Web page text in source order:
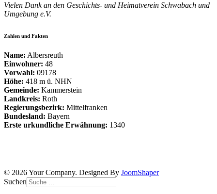
Vielen Dank an den Geschichts- und Heimatverein Schwabach und
Umgebung e.V.
Zahlen und Fakten
Name: Albersreuth
Einwohner: 48
Vorwahl: 09178
Höhe: 418 m ü. NHN
Gemeinde: Kammerstein
Landkreis: Roth
Regierungsbezirk: Mittelfranken
Bundesland: Bayern
Erste urkundliche Erwähnung: 1340
© 2026 Your Company. Designed By JoomShaper
Suchen